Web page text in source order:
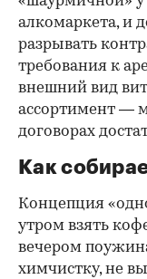
алкомаркета, и
разрывать
требования к
внешний вид
ассортимент —
договорах
Как
Концепция
утром взять
вечером
химчистку, не